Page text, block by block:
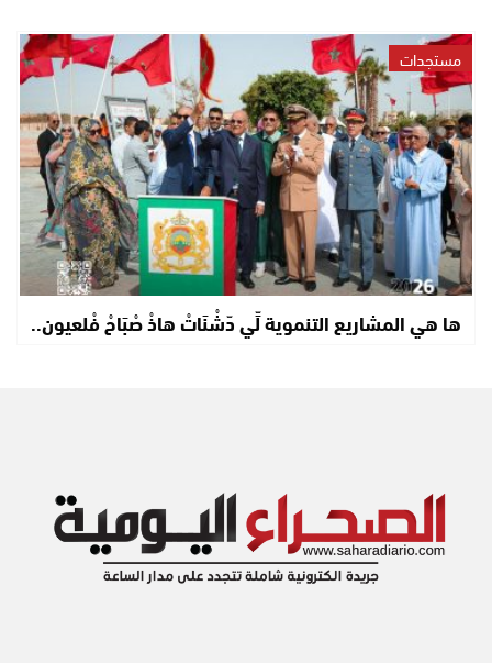
مستجدات
ها هي المشاريع التنموية لِّي دّشْنَاتْ هاذْ صْبَاحْ فْلعيون..